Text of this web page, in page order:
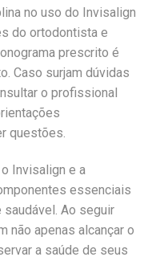
no uso do Invisalign
do ortodontista e
prescrito é
Caso surjam dúvidas
o profissional
questões.
Invisalign e a
essenciais
saudável. Ao seguir
não apenas alcançar o
a saúde de seus